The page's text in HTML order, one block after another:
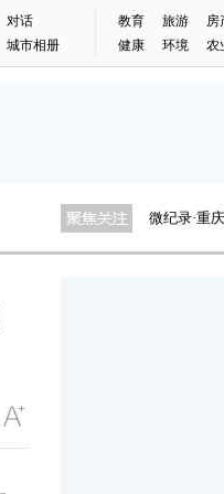
对话
城市相册
教育 旅游 房
健康
环境 农
重庆制造业